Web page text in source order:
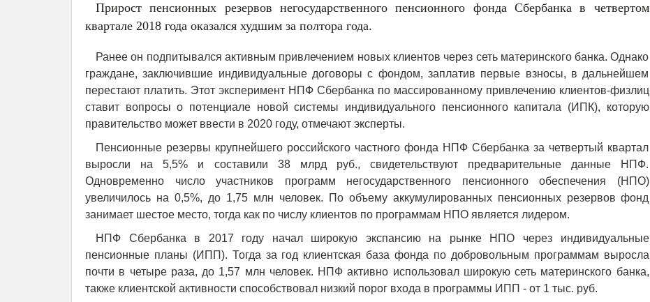
Прирост пенсионных резервов негосударственного пенсионного фонда Сбербанка в четвертом
квартале 2018 года оказался худшим за полтора года.
Ранее он подпитывался активным привлечением новых клиентов через сеть материнского банка. Однако
граждане, заключившие индивидуальные договоры с фондом, заплатив первые взносы, в дальнейшем
перестают платить. Этот эксперимент НПФ Сбербанка по массированному привлечению клиентов-физлиц
ставит вопросы о потенциале новой системы индивидуального пенсионного капитала (ИПК), которую
правительство может ввести в 2020 году, отмечают эксперты.
Пенсионные резервы крупнейшего российского частного фонда НПФ Сбербанка за четвертый квартал
выросли на 5,5% и составили 38 млрд руб., свидетельствуют предварительные данные НПФ.
Одновременно число участников программ негосударственного пенсионного обеспечения (НПО)
увеличилось на 0,5%, до 1,75 млн человек. По объему аккумулированных пенсионных резервов фонд
занимает шестое место, тогда как по числу клиентов по программам НПО является лидером.
НПФ Сбербанка в 2017 году начал широкую экспансию на рынке НПО через индивидуальные
пенсионные планы (ИПП). Тогда за год клиентская база фонда по добровольным программам выросла
почти в четыре раза, до 1,57 млн человек. НПФ активно использовал широкую сеть материнского банка,
также клиентской активности способствовал низкий порог входа в программы ИПП - от 1 тыс. руб.